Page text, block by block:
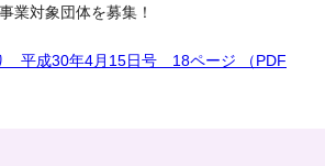
業対象団体を募集！
平成30年4月15日号 18ページ （PDF